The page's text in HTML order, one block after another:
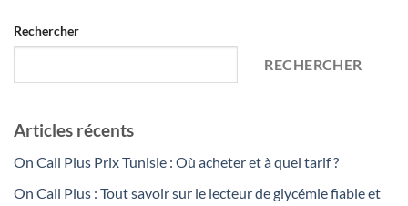
Rechercher
RECHERCHER
Articles récents
On Call Plus Prix Tunisie : Où acheter et à quel tarif ?
On Call Plus : Tout savoir sur le lecteur de glycémie fiable et